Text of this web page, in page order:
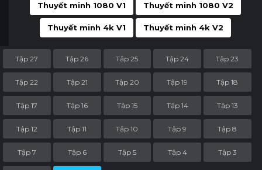
Thuyết minh 1080 V1 Thuyết minh 1080 V2
Thuyết minh 4k V1 Thuyết minh 4k V2
Tập 27 Tập 26 Tập 25 Tập 24 Tập 23
Tập 22 Tập 21 Tập 20 Tập 19 Tập 18
Tập 17 Tập 16 Tập 15 Tập 14 Tập 13
Tập 12 Tập 11 Tập 10 Tập 9 Tập 8
Tập 7 Tập 6 Tập 5 Tập 4 Tập 3